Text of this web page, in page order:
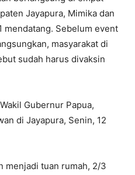
Jayapura, Mimika dan
mendatang. Sebelum event
masyarakat di
sudah harus divaksin
Gubernur Papua,
di Jayapura, Senin, 12
menjadi tuan rumah, 2/3